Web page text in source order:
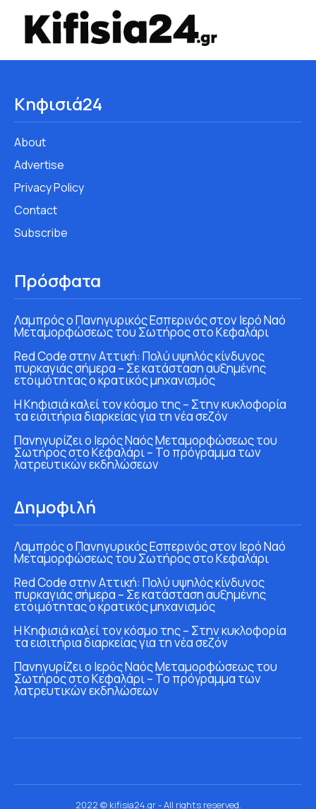
Κηφισιά24
About
Advertise
Privacy Policy
Contact
Subscribe
Πρόσφατα
Λαμπρός ο Πανηγυρικός Εσπερινός στον Ιερό Ναό
Μεταμορφώσεως του Σωτήρος στο Κεφαλάρι
Red Code στην Αττική: Πολύ υψηλός κίνδυνος
πυρκαγιάς σήμερα – Σε κατάσταση αυξημένης
ετοιμότητας ο κρατικός μηχανισμός
Η Κηφισιά καλεί τον κόσμο της – Στην κυκλοφορία
τα εισιτήρια διαρκείας για τη νέα σεζόν
Πανηγυρίζει ο Ιερός Ναός Μεταμορφώσεως του
Σωτήρος στο Κεφαλάρι – Το πρόγραμμα των
λατρευτικών εκδηλώσεων
Δημοφιλή
Λαμπρός ο Πανηγυρικός Εσπερινός στον Ιερό Ναό
Μεταμορφώσεως του Σωτήρος στο Κεφαλάρι
Red Code στην Αττική: Πολύ υψηλός κίνδυνος
πυρκαγιάς σήμερα – Σε κατάσταση αυξημένης
ετοιμότητας ο κρατικός μηχανισμός
Η Κηφισιά καλεί τον κόσμο της – Στην κυκλοφορία
τα εισιτήρια διαρκείας για τη νέα σεζόν
Πανηγυρίζει ο Ιερός Ναός Μεταμορφώσεως του
Σωτήρος στο Κεφαλάρι – Το πρόγραμμα των
λατρευτικών εκδηλώσεων
2022 © kifisia24.gr - All rights reserved.